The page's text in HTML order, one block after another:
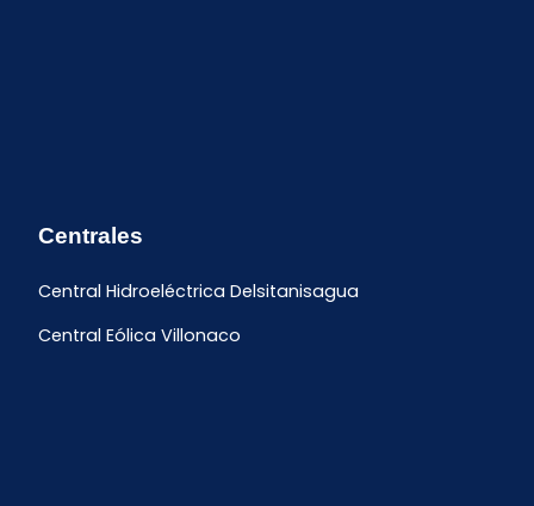
Centrales
Central Hidroeléctrica Delsitanisagua
Central Eólica Villonaco